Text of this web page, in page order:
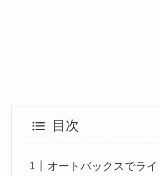
目次
オートバックスでラ